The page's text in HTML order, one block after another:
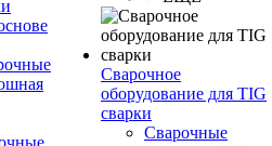
Сварочное
оборудование для TIG
сварки
Сварочные